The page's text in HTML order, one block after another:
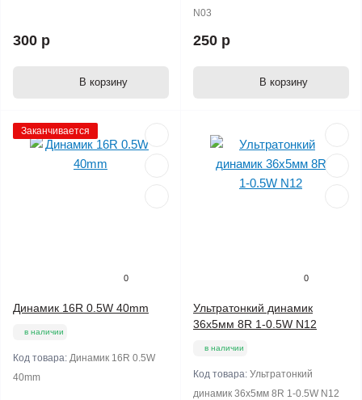
300 р
В корзину
N03
250 р
В корзину
Заканчивается
0
Динамик 16R 0.5W 40mm
в наличии
Код товара: Динамик 16R 0.5W
40mm
0
Ультратонкий динамик
36х5мм 8R 1-0.5W N12
в наличии
Код товара: Ультратонкий
динамик 36х5мм 8R 1-0.5W N12